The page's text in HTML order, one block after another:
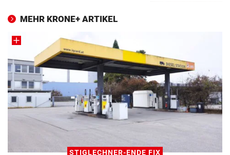
MEHR KRONE+ ARTIKEL
STIGLECHNER-ENDE FIX